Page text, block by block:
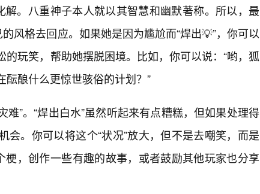
解。八重神子本人就以其智慧和幽默著称。所以，最
风格去回应。如果她是因为尴尬而“焊出💡”，你可以
玩笑，帮助她摆脱困境。比如，你可以说：“哟，狐
酿什么更惊世骇俗的计划？”
难”。“焊出白水”虽然听起来有点糟糕，但如果处理得
会。你可以将这个“状况”放大，但不是去嘲笑，而是
梗，创作一些有趣的故事，或者鼓励其他玩家也分享